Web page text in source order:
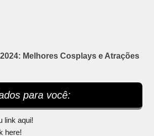
Melhores Cosplays e Atrações
para você:
link aqui!
here!